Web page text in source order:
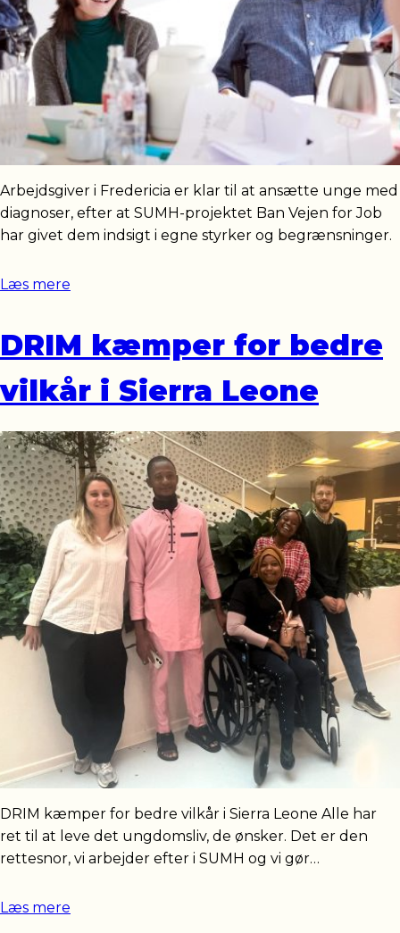
Arbejdsgiver i Fredericia er klar til at ansætte unge med
diagnoser, efter at SUMH-projektet Ban Vejen for Job
har givet dem indsigt i egne styrker og begrænsninger.
Læs mere
DRIM kæmper for bedre
vilkår i Sierra Leone
DRIM kæmper for bedre vilkår i Sierra Leone Alle har
ret til at leve det ungdomsliv, de ønsker. Det er den
rettesnor, vi arbejder efter i SUMH og vi gør…
Læs mere